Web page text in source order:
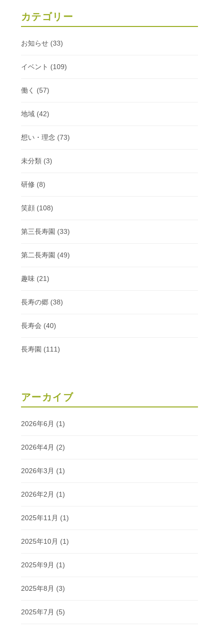
カテゴリー
お知らせ(33)
イベント (109)
働く (57)
地域(42)
想い・理念 (73)
未分類(3)
研修 (8)
笑顔(108)
第三長寿園 (33)
第二長寿園 (49)
趣味(21)
長寿の郷(38)
長寿会 (40)
長寿園 (111)
アーカイブ
2026年6月 (1)
2026年4月 (2)
2026年3月 (1)
2026年2月 (1)
2025年11月 (1)
2025年10月 (1)
2025年9月 (1)
2025年8月 (3)
2025年7月 (5)